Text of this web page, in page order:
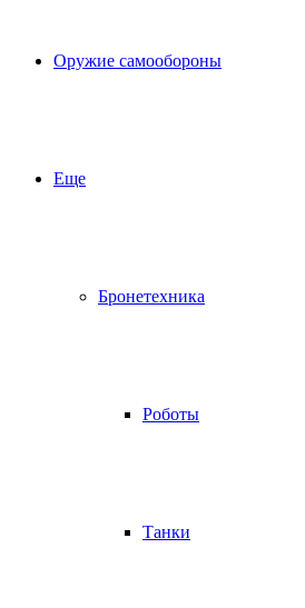
Оружие самообороны
Еще
Бронетехника
Роботы
Танки